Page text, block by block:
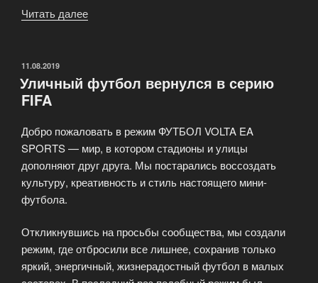
Читать далее
игры»
ОПУБЛИКОВАНО
11.08.2019
Уличный футбол вернулся в серию
FIFA
Добро пожаловать в режим ФУТБОЛ VOLTA EA
SPORTS — мир, в котором стадионы и улицы
дополняют друг друга. Мы постарались воссоздать
культуру, креативность и стиль настоящего мини-
футбола.
Откликнувшись на просьбы сообщества, мы создали
режим, где отбросили все лишнее, сохранив только
яркий, энергичный, жизнерадостный футбол в малых